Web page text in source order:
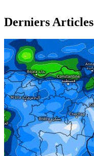
Derniers Articles